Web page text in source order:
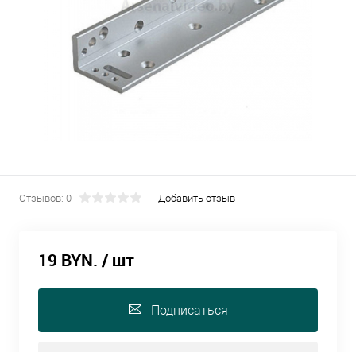
Отзывов: 0 Добавить отзыв
19 BYN. / шт
Подписаться